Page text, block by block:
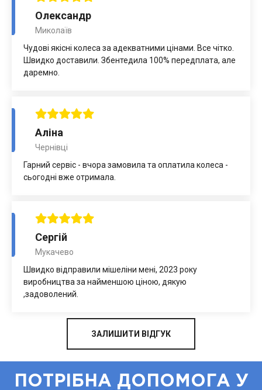
Олександр
Миколаїв
Чудові якісні колеса за адекватними цінами. Все чітко.
Швидко доставили. Збентедила 100% передплата, але
даремно.
Аліна
Чернівці
Гарний сервіс - вчора замовила та оплатила колеса -
сьогодні вже отримала.
Сергій
Мукачево
Швидко відправили мішеліни мені, 2023 року
виробництва за найменшою ціною, дякую
,задоволений.
ЗАЛИШИТИ ВІДГУК
ПОТРІБНА ДОПОМОГА У